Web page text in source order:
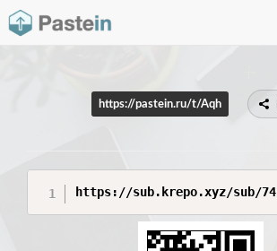
https://pastein.ru/t/Aqh
https://sub.krepo.xyz/sub/